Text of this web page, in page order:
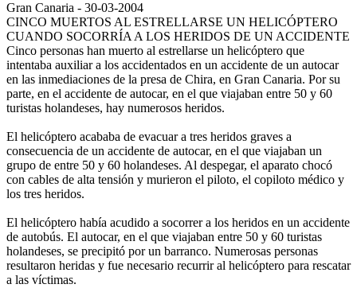
Gran Canaria - 30-03-2004
CINCO MUERTOS AL ESTRELLARSE UN HELICÓPTERO
CUANDO SOCORRÍA A LOS HERIDOS DE UN ACCIDENTE
Cinco personas han muerto al estrellarse un helicóptero que
intentaba auxiliar a los accidentados en un accidente de un autocar
en las inmediaciones de la presa de Chira, en Gran Canaria. Por su
parte, en el accidente de autocar, en el que viajaban entre 50 y 60
turistas holandeses, hay numerosos heridos.
El helicóptero acababa de evacuar a tres heridos graves a
consecuencia de un accidente de autocar, en el que viajaban un
grupo de entre 50 y 60 holandeses. Al despegar, el aparato chocó
con cables de alta tensión y murieron el piloto, el copiloto médico y
los tres heridos.
El helicóptero había acudido a socorrer a los heridos en un accidente
de autobús. El autocar, en el que viajaban entre 50 y 60 turistas
holandeses, se precipitó por un barranco. Numerosas personas
resultaron heridas y fue necesario recurrir al helicóptero para rescatar
a las víctimas.